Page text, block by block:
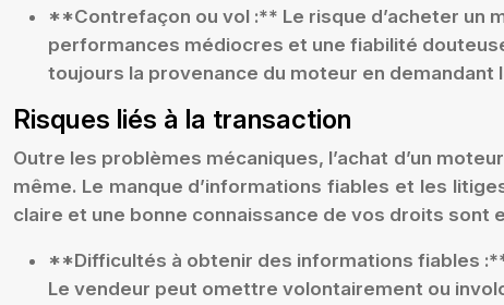
**Contrefaçon ou vol :** Le risque d’acheter un
performances médiocres et une fiabilité
toujours la provenance du moteur en
Risques liés à la transaction
Outre les problèmes mécaniques, l’achat d’un
même. Le manque d’informations fiables et les
claire et une bonne connaissance de vos droits
**Difficultés à obtenir des informations fiables
Le vendeur peut omettre volontairement ou